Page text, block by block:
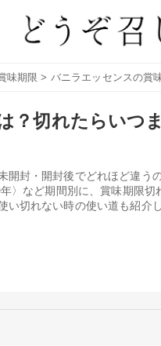
味期限 > バニラエッセンスの賞
？切れたらいつ
封・開封後でどれほど違う
〉など期間別に、賞味期限切
切れない時の使い道も紹介